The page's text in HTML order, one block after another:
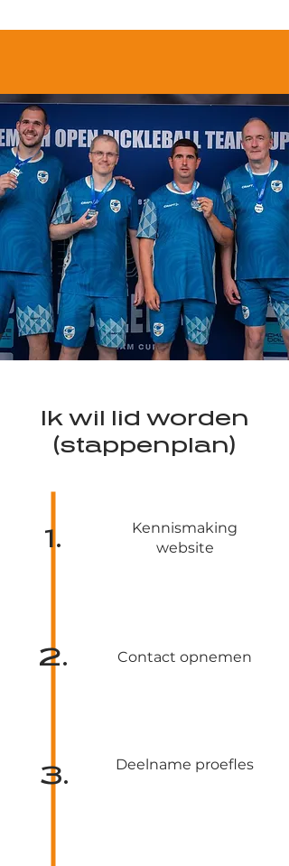
Ik wil lid worden
(stappenplan)
1.
3.
2.
Kennismaking
website
Contact opnemen
Deelname proefles